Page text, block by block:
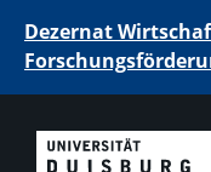
Dezernat